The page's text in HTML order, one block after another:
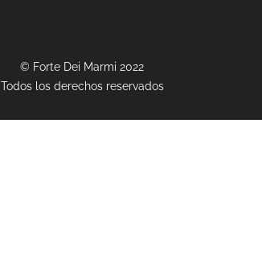
© Forte Dei Marmi 2022
Todos los derechos reservados